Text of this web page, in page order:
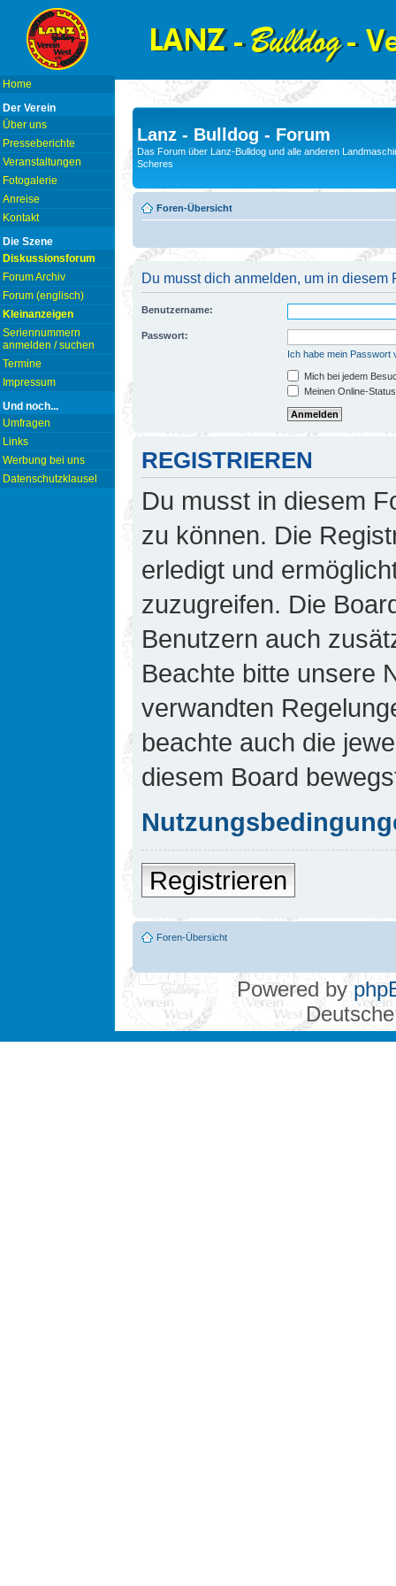
Home
Der Verein
Über uns
Presseberichte
Veranstaltungen
Fotogalerie
Anreise
Kontakt
Die Szene
Diskussionsforum
Forum Archiv
Forum (englisch)
Kleinanzeigen
Seriennummern
anmelden / suchen
Termine
Impressum
Und noch...
Umfragen
Links
Werbung bei uns
Datenschutzklausel
Lanz - Bulldog - Forum
Das Forum über Lanz-Bulldog und alle anderen
Scheres
Foren-Übersicht
Du musst dich anmelden, um in diesem
Benutzername:
Passwort:
Ich habe mein Passwort
Mich bei jedem
Meinen Online-
REGISTRIEREN
Du musst in diesem
zu können. Die
erledigt und
zuzugreifen. Die
Benutzern auch
Beachte bitte unsere
verwandten
beachte auch die
diesem Board
Registrieren
Foren-Übersicht
Powered by